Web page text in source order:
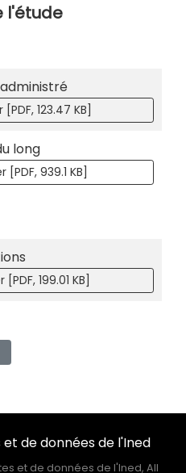
l'étude
123.47 KB]
long
939.1 KB]
199.01 KB]
de données de l'Ined
et de données de l'Ined, All